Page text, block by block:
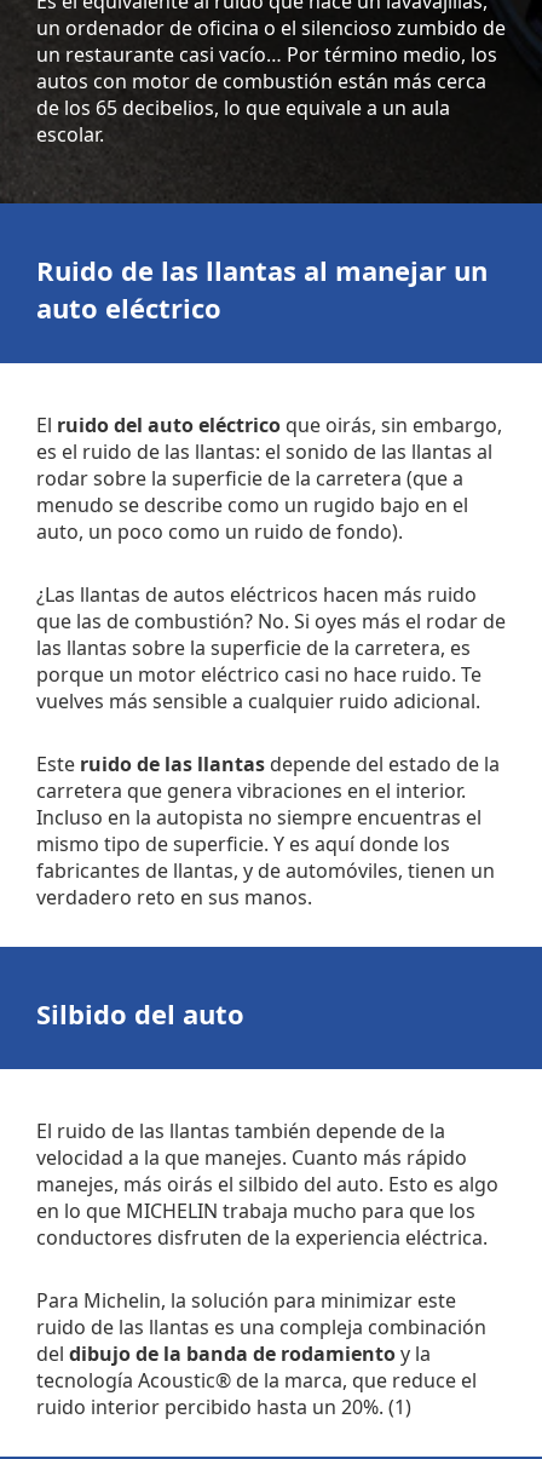
un ordenador de oficina o el silencioso zumbido de
un restaurante casi vacío… Por término medio, los
autos con motor de combustión están más cerca
de los 65 decibelios, lo que equivale a un aula
escolar.
Ruido de las llantas al manejar un
auto eléctrico
El ruido del auto eléctrico que oirás, sin embargo,
es el ruido de las llantas: el sonido de las llantas al
rodar sobre la superficie de la carretera (que a
menudo se describe como un rugido bajo en el
auto, un poco como un ruido de fondo).
¿Las llantas de autos eléctricos hacen más ruido
que las de combustión? No. Si oyes más el rodar de
las llantas sobre la superficie de la carretera, es
porque un motor eléctrico casi no hace ruido. Te
vuelves más sensible a cualquier ruido adicional.
Este ruido de las llantas depende del estado de la
carretera que genera vibraciones en el interior.
Incluso en la autopista no siempre encuentras el
mismo tipo de superficie. Y es aquí donde los
fabricantes de llantas, y de automóviles, tienen un
verdadero reto en sus manos.
Silbido del auto
El ruido de las llantas también depende de la
velocidad a la que manejes. Cuanto más rápido
manejes, más oirás el silbido del auto. Esto es algo
en lo que MICHELIN trabaja mucho para que los
conductores disfruten de la experiencia eléctrica.
Para Michelin, la solución para minimizar este
ruido de las llantas es una compleja combinación
del dibujo de la banda de rodamientoy la
tecnología Acoustic® de la marca, que reduce el
ruido interior percibido hasta un 20%. (1)